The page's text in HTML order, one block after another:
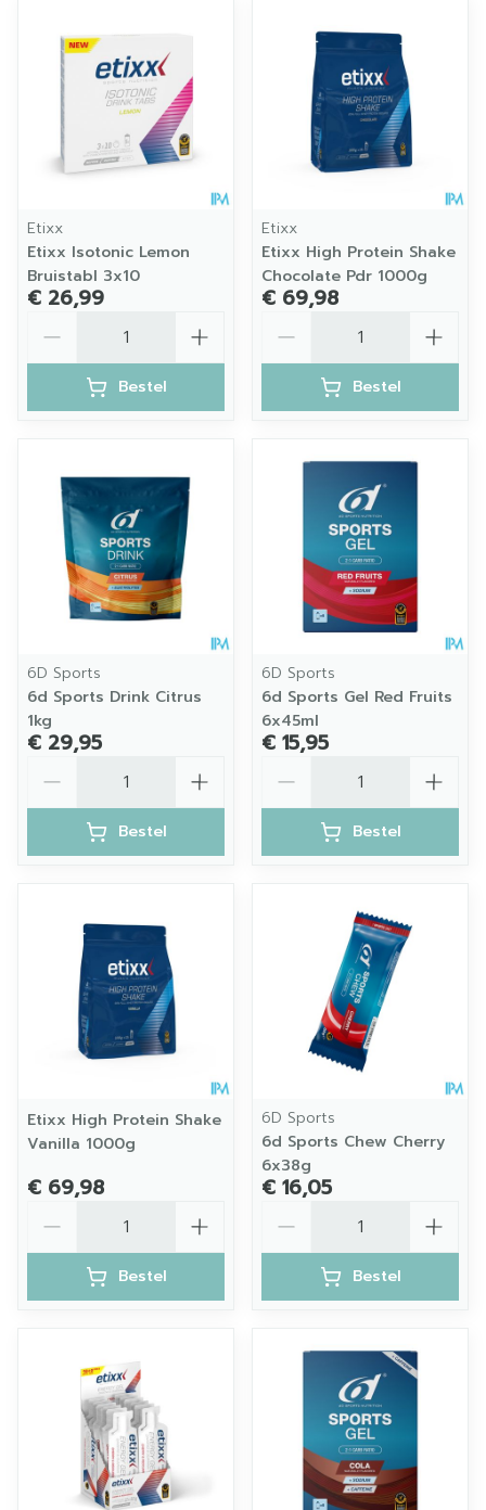
Etixx
Etixx Isotonic Lemon
Bruistabl 3x10
€ 26,99
Bestel
Etixx
Etixx High Protein Shake
Chocolate Pdr 1000g
€ 69,98
Bestel
6D Sports
6d Sports Drink Citrus
1kg
€ 29,95
Bestel
6D Sports
6d Sports Gel Red Fruits
6x45ml
€ 15,95
Bestel
Etixx High Protein Shake
Vanilla 1000g
€ 69,98
Bestel
6D Sports
6d Sports Chew Cherry
6x38g
€ 16,05
Bestel